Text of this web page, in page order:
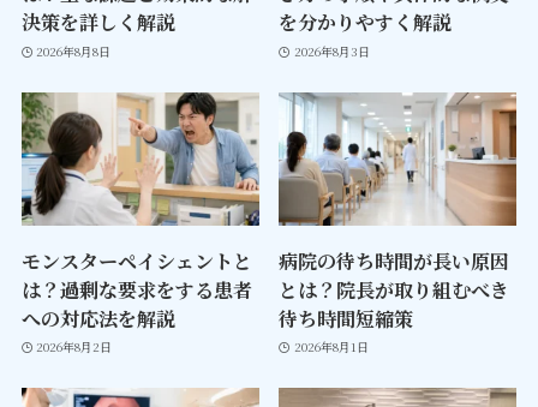
決策を詳しく解説
2026年8月8日
を分かりやすく解説
2026年8月3日
モンスターペイシェントと
は？過剰な要求をする患者
への対応法を解説
2026年8月2日
病院の待ち時間が長い原因
とは？院長が取り組むべき
待ち時間短縮策
2026年8月1日